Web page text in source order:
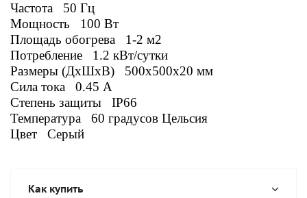
Частота 50 Гц
Мощность 100 Вт
Площадь обогрева 1-2 м2
Потребление 1.2 кВт/сутки
Размеры (ДxШxВ) 500x500x20 мм
Сила тока 0.45 А
Степень защиты IP66
Температура 60 градусов Цельсия
Цвет Серый
Как купить